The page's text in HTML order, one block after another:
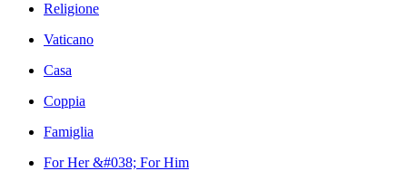
Religione
Vaticano
Casa
Coppia
Famiglia
For Her &#038; For Him